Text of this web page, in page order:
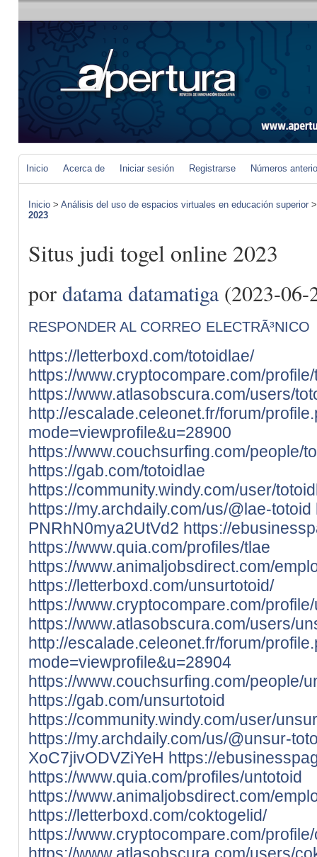
Inicio Acerca de Iniciar sesión Registrarse Números
Inicio > Análisis del uso de espacios virtuales en educación superior
2023
Situs judi togel online 2023
por datama datamatiga(2023-06-
RESPONDER AL CORREO ELECTRÃ³NICO
https://letterboxd.com/totoidlae/
https://www.cryptocompare.com/
https://www.atlasobscura.com/users/
http://escalade.celeonet.fr/forum/
mode=viewprofile&u=28900
https://www.couchsurfing.com/people/
https://gab.com/totoidlae
https://community.windy.com/user/
https://my.archdaily.com/us/@lae-totoid
PNRhN0mya2UtVd2 https://
https://www.quia.com/profiles/tlae
https://www.animaljobsdirect.com/
https://letterboxd.com/unsurtotoid/
https://www.cryptocompare.com/
https://www.atlasobscura.com/users/
http://escalade.celeonet.fr/forum/
mode=viewprofile&u=28904
https://www.couchsurfing.com/people/
https://gab.com/unsurtotoid
https://community.windy.com/user/
https://my.archdaily.com/us/@unsur-
XoC7jivODVZiYeH https://
https://www.quia.com/profiles/untotoid
https://www.animaljobsdirect.com/
https://letterboxd.com/coktogelid/
https://www.cryptocompare.com/
https://www.atlasobscura.com/users/